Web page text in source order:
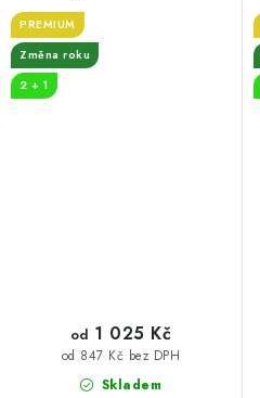
PREMIUM
Změna roku
2 + 1
Skladem
od 847 Kč bez DPH
od 1 025 Kč